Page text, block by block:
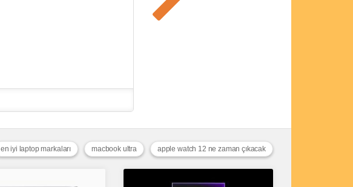
apple watch 12 ne zaman çıkacak
macbook ultra
en iyi laptop markaları